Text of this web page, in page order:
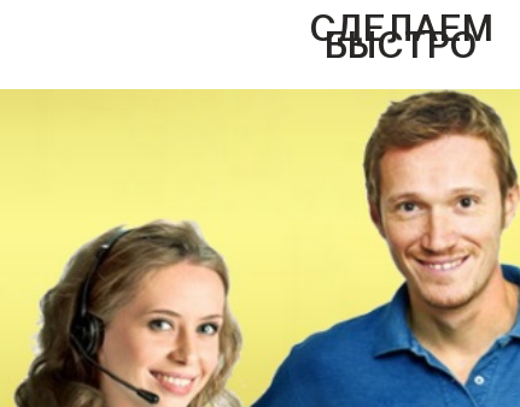
СДЕЛАЕМ
БЫСТРО